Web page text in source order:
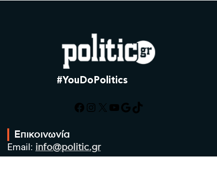
#YouDoPolitics
Facebook
Instagram
X YouTube
Google
TikTok
Επικοινωνία
Email: info@politic.gr
Τηλ: